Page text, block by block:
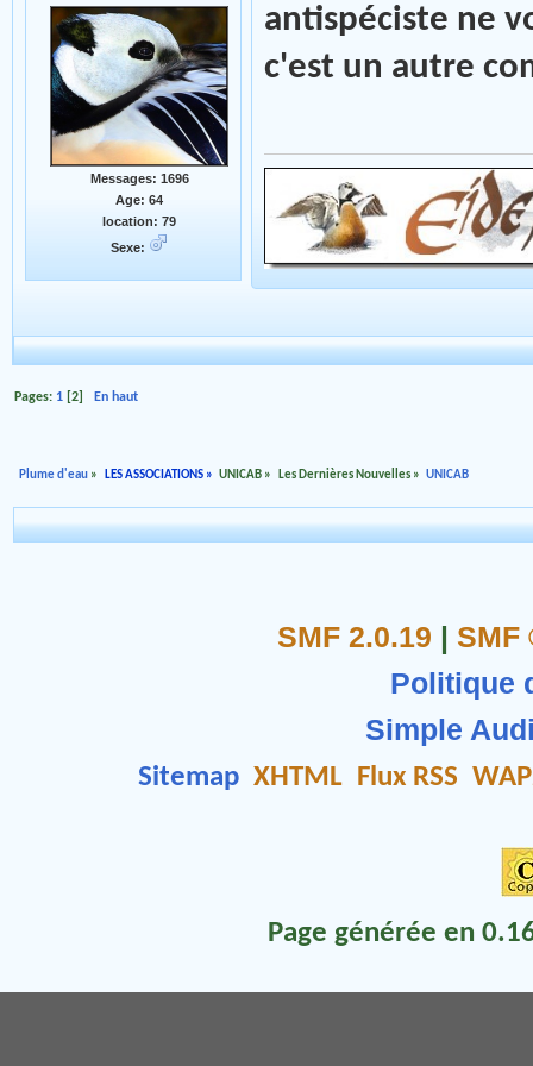
Messages: 1696
Age: 64
location: 79
Sexe:
antispéciste ne
c'est un autre
Pages: 1 [2] En haut
Plume d'eau » LES ASSOCIATIONS» UNICAB » Les Dernières Nouvelles» UNICAB
SMF 2.0.19 | SMF
Politique
Simple
Sitemap XHTML Flux RSS
Page générée en